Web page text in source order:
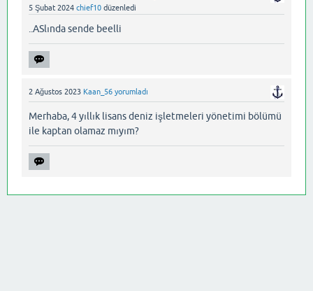
5 Şubat 2024 chief10 düzenledi
..ASlında sende beelli
2 Ağustos 2023 Kaan_56 yorumladı
Merhaba, 4 yıllık lisans deniz işletmeleri yönetimi bölümü
ile kaptan olamaz mıyım?